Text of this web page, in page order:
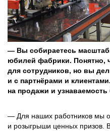
— Вы собираетесь
юбилей фабрики. Понятно,
для сотрудников, но вы
и с партнёрами и
на продажи и узнаваемость
— Для наших работников мы
и розыгрыши ценных призов.